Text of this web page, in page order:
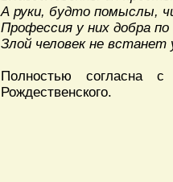
А руки, будто помыслы,
Профессия у них добра
Злой человек не
Полностью согласна
Рождественского.